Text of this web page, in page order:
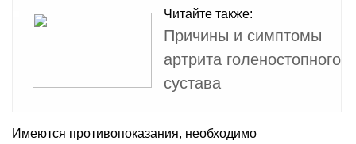
Читайте также:
Причины и симптомы
артрита голеностопного
сустава
Имеются противопоказания, необходимо